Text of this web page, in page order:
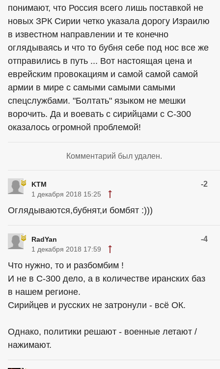
понимают, что Россия всего лишь поставкой не
новых ЗРК Сирии четко указала дорогу Израилю
в известном направлении и те конечно
оглядываясь и что то бубня себе под нос все же
отправились в путь ... Вот настоящая цена и
еврейским провокациям и самой самой самой
армии в мире с самыми самыми самыми
спецслужбами. "Болтать" языком не мешки
ворочить. Да и воевать с сирийцами с С-300
оказалось огромной проблемой!
Комментарий был удален.
KTM -2
1 декабря 2018 15:25
Оглядываются,бубнят,и бомбят :)))
RadYan -4
1 декабря 2018 17:59
Что нужно, то и разбомбим !
И не в С-300 дело, а в количестве иранских баз
в нашем регионе.
Сирийцев и русских не затронули - всё ОК.
Однако, политики решают - военные летают /
нажимают.